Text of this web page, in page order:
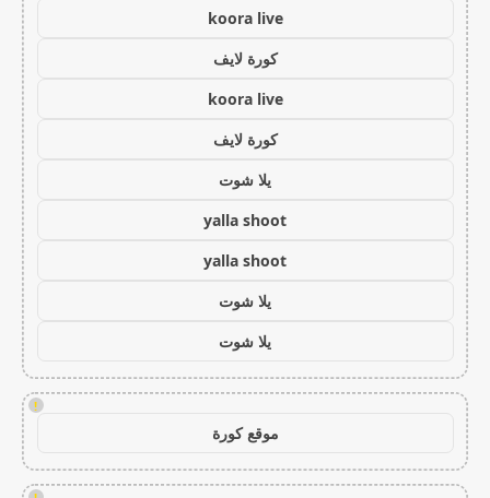
koora live
كورة لايف
koora live
كورة لايف
يلا شوت
yalla shoot
yalla shoot
يلا شوت
يلا شوت
!
موقع كورة